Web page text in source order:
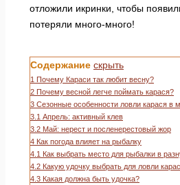
отложили икринки, чтобы
потеряли много-много!
Содержание скрыть
1 Почему Караси так любит весну?
2 Почему весной легче поймать карася?
3 Сезонные особенности ловли карася в
3.1 Апрель: активный клев
3.2 Май: нерест и посленерестовый жор
4 Как погода влияет на рыбалку
4.1 Как выбрать место для рыбалки в
4.2 Какую удочку выбрать для ловли
4.3 Какая должна быть удочка?